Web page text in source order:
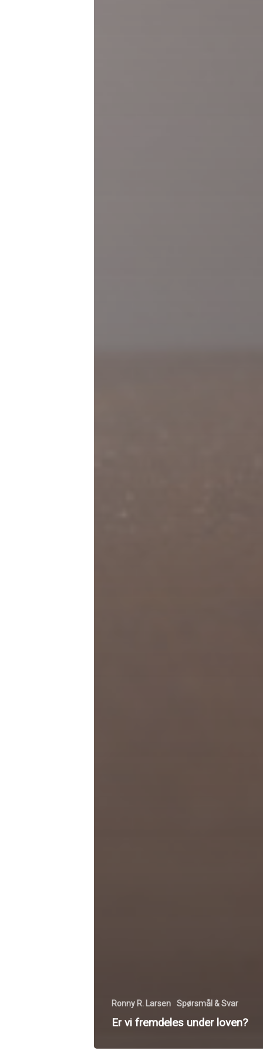
Ronny R. Larsen Spørsmål & Svar
Er vi fremdeles under loven?